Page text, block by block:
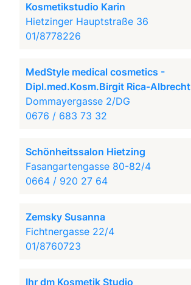
Kosmetikstudio Karin
Hietzinger Hauptstraße 36
01/8778226
MedStyle medical cosmetics -
Dipl.med.Kosm.Birgit Rica-Albrecht
Dommayergasse 2/DG
0676 / 683 73 32
Schönheitssalon Hietzing
Fasangartengasse 80-82/4
0664 / 920 27 64
Zemsky Susanna
Fichtnergasse 22/4
01/8760723
Ihr dm Kosmetik Studio